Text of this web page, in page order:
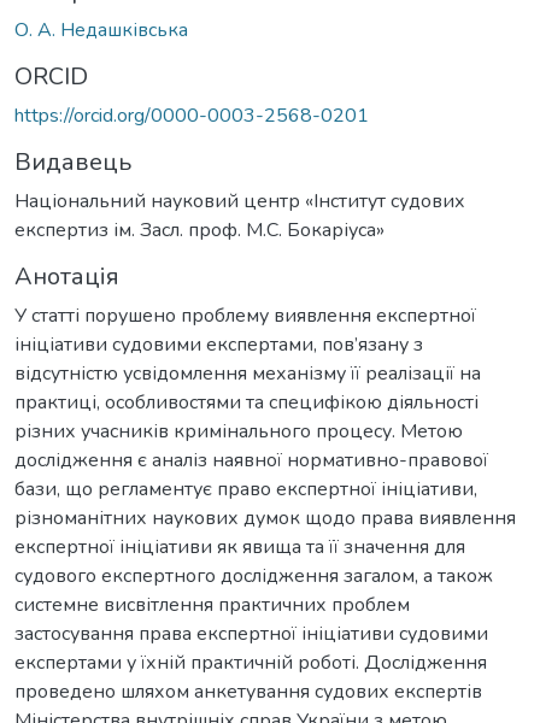
О. А. Недашківська
ORCID
https://orcid.org/0000-0003-2568-0201
Видавець
Національний науковий центр «Інститут судових
експертиз ім. Засл. проф. М.С. Бокаріуса»
Анотація
У статті порушено проблему виявлення експертної
ініціативи судовими експертами, пов’язану з
відсутністю усвідомлення механізму її реалізації на
практиці, особливостями та специфікою діяльності
різних учасників кримінального процесу. Метою
дослідження є аналіз наявної нормативно-правової
бази, що регламентує право експертної ініціативи,
різноманітних наукових думок щодо права виявлення
експертної ініціативи як явища та її значення для
судового експертного дослідження загалом, а також
системне висвітлення практичних проблем
застосування права експертної ініціативи судовими
експертами у їхній практичній роботі. Дослідження
проведено шляхом анкетування судових експертів